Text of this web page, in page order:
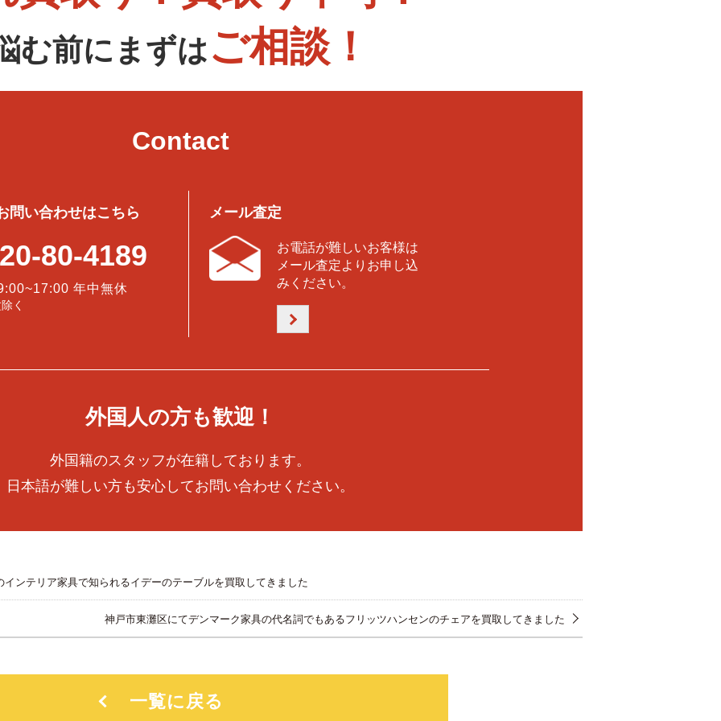
む前にまずはご相談！
Contact
問い合わせはこちら
80-4189
年中無休
く
メール査定
お電話が難しいお客様は
メール査定よりお申し込
みください。
外国人の方も歓迎！
外国籍のスタッフが在籍しております。
日本語が難しい方も安心してお問い合わせください。
ンテリア家具で知られるイデーのテーブルを買取してきました
神戸市東灘区にてデンマーク家具の代名詞でもあるフリッツハンセンのチェアを買取してきました
一覧に戻る